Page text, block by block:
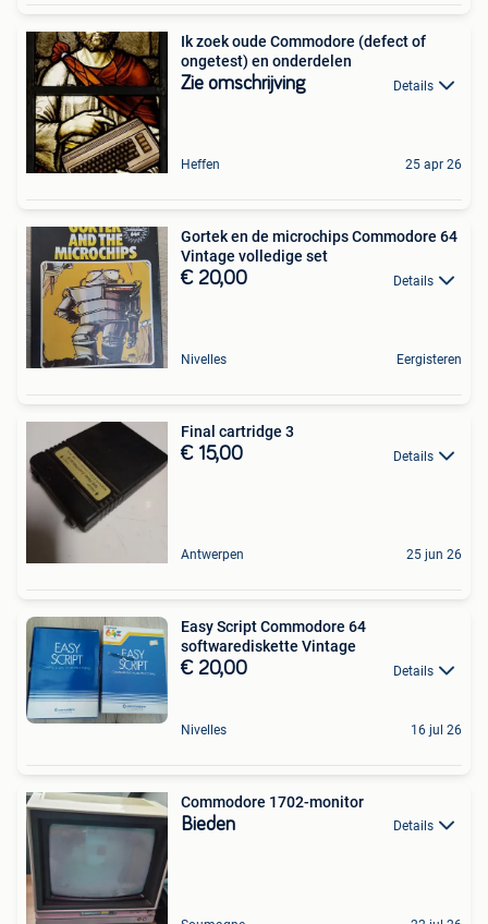
Ik zoek oude Commodore (defect of
ongetest) en onderdelen
Zie omschrijving Details
Heffen 25 apr 26
Gortek en de microchips Commodore 64
Vintage volledige set
€ 20,00 Details
Nivelles Eergisteren
Final cartridge 3
€ 15,00 Details
Antwerpen 25 jun 26
Easy Script Commodore 64
softwarediskette Vintage
€ 20,00 Details
Nivelles 16 jul 26
Commodore 1702-monitor
Bieden Details